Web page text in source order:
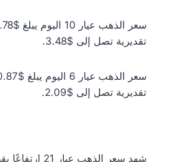
تقديرية تصل إلى $3.48.
تقديرية تصل إلى $2.09.
شهد سعر الذهب عيار 21 ارتفاعًا بقيمة 0.16€ مقارنة بالتحديث السابق. هذا التغير يعكس زيادة في الطلب أو تأثيرات إيجابية من الأسواق العالمية.